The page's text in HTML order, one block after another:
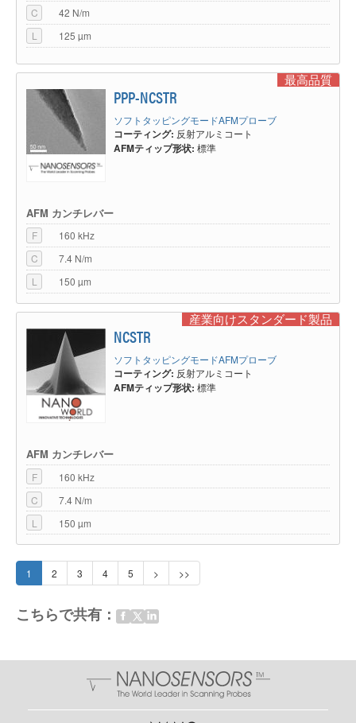
C
42 N/m
L
125 µm
最高品質
PPP-NCSTR
ソフトタッピングモードAFMプローブ
コーティング: 反射アルミコート
AFMティップ形状: 標準
AFM カンチレバー
F
160 kHz
C
7.4 N/m
L
150 µm
産業向けスタンダード製品
NCSTR
ソフトタッピングモードAFMプローブ
コーティング: 反射アルミコート
AFMティップ形状: 標準
AFM カンチレバー
F
160 kHz
C
7.4 N/m
L
150 µm
1 2 3 4 5 > >>
こちらで共有：